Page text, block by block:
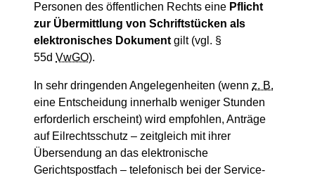
Personen des öffentlichen Rechts eine Pflicht
zur Übermittlung von Schriftstücken als
elektronisches Dokument gilt (vgl. §
55d VwGO).
In sehr dringenden Angelegenheiten (wenn z. B.
eine Entscheidung innerhalb weniger Stunden
erforderlich erscheint) wird empfohlen, Anträge
auf Eilrechtsschutz – zeitgleich mit ihrer
Übersendung an das elektronische
Gerichtspostfach – telefonisch bei der Service-